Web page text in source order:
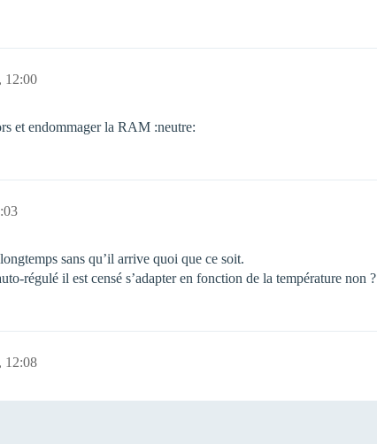
12:00
et endommager la RAM :neutre:
sans qu’il arrive quoi que ce soit.
régulé il est censé s’adapter en fonction de la température non ?
12:08